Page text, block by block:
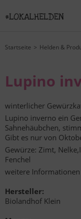
Startseite Helden &
Lupino
winterlicher
Lupino inverno ein
Sahnehäubchen,
Gibt es nur von
Gewürze: Zimt,
Fenchel
weitere
Hersteller:
Biolandhof Klein